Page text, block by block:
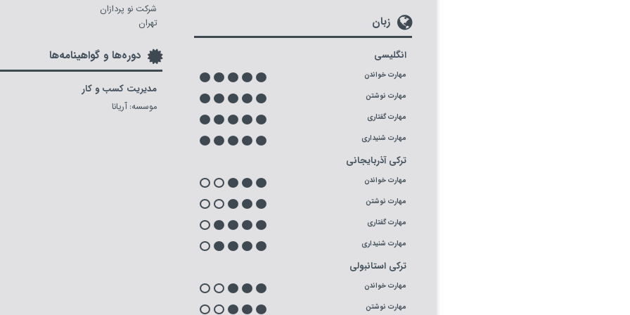
زبان
انگلیسی
مهارت خواندن
مهارت نوشتن
مهارت گفتاری
مهارت شنیداری
ترکی آذربایجانی
مهارت خواندن
مهارت نوشتن
مهارت گفتاری
مهارت شنیداری
ترکی استانبولی
مهارت خواندن
مهارت نوشتن
شرکت نو پردازان
تهران
دوره‌ها و گواهینامه‌ها
مدیریت کسب و کار
موسسه: آریانا